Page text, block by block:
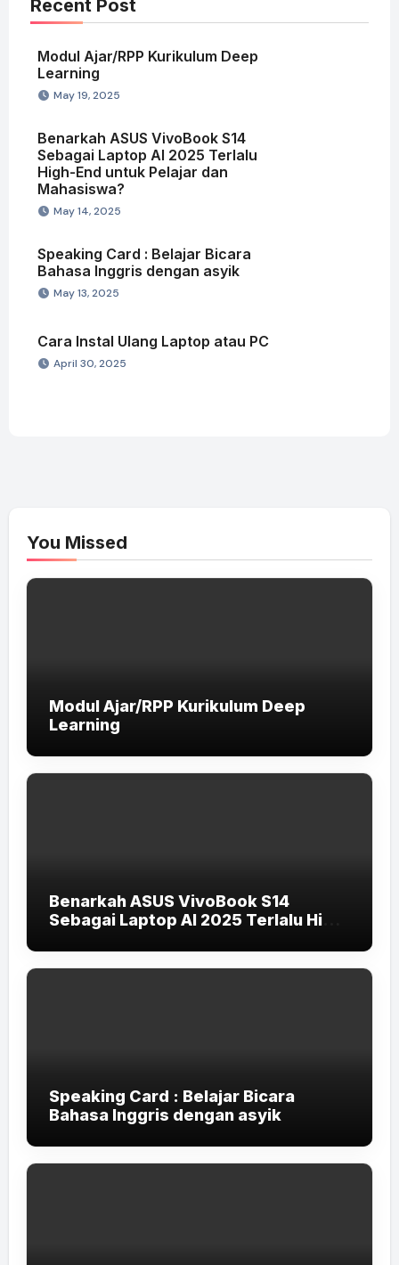
Recent Post
Modul Ajar/RPP Kurikulum Deep
Learning
May 19, 2025
Benarkah ASUS VivoBook S14
Sebagai Laptop AI 2025 Terlalu
High-End untuk Pelajar dan
Mahasiswa?
May 14, 2025
Speaking Card : Belajar Bicara
Bahasa Inggris dengan asyik
May 13, 2025
Cara Instal Ulang Laptop atau PC
April 30, 2025
You Missed
Modul Ajar/RPP Kurikulum Deep
Learning
Benarkah ASUS VivoBook S14
Sebagai Laptop AI 2025 Terlalu High-
Speaking Card : Belajar Bicara
Bahasa Inggris dengan asyik